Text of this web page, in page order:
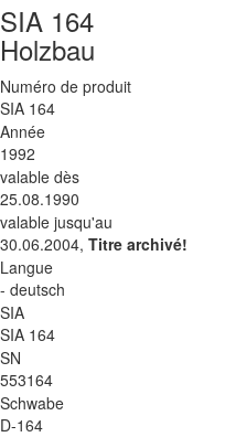
SIA 164
Holzbau
Numéro de produit
SIA 164
Année
1992
valable dès
25.08.1990
valable jusqu'au
30.06.2004, Titre archivé!
Langue
- deutsch
SIA
SIA 164
SN
553164
Schwabe
D-164